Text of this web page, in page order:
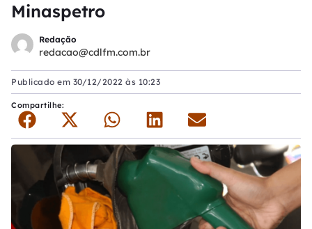
Minaspetro
Redação
redacao@cdlfm.com.br
Publicado em 30/12/2022 às 10:23
Compartilhe: